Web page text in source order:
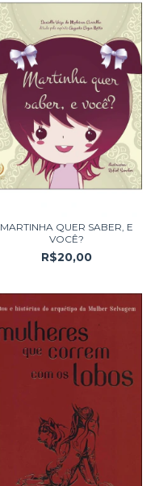
MARTINHA QUER SABER, E
VOCÊ?
R$20,00